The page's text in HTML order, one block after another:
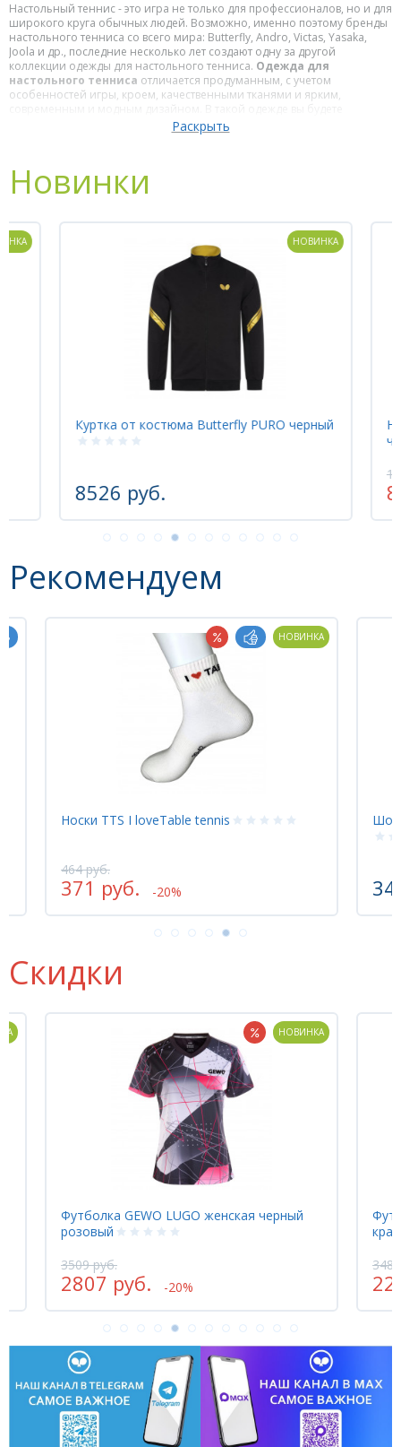
Настольный теннис - это игра не только для профессионалов, но и для
широкого круга обычных людей. Возможно, именно поэтому бренды
настольного тенниса со всего мира: Butterfly, Andro, Victas, Yasaka,
Joola и др., последние несколько лет создают одну за другой
коллекции одежды для настольного тенниса. Одежда для
настольного тенниса отличается продуманным, с учетом
особенностей игры, кроем, качественными тканями и ярким,
чувствовать себя комфортно во время игры. В интернет-магазине
www.ttshop.ru представлена обширная коллекция спортивной одежды
Новинки
НОВИНКА
Куртка от костюма Butterfly PURO черный
8526 руб.
Рекомендуем
НОВИНКА
Носки TTS I loveTable tennis
464 руб.
371 руб. -20%
Скидки
НОВИНКА
Футболка GEWO LUGO женская черный
розовый
3509 руб.
2807 руб. -20%